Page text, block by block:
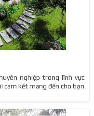
nghiệp trong lĩnh vực
cam kết mang đến cho bạn